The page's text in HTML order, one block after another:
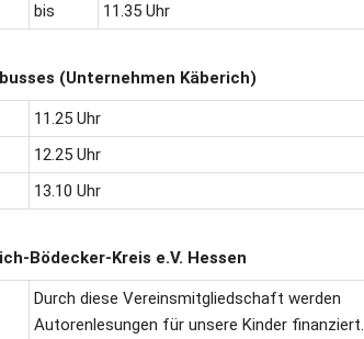
bis 11.35 Uhr
(Unternehmen Käberich)
11.25 Uhr
12.25 Uhr
13.10 Uhr
Bödecker-Kreis e.V. Hessen
Durch diese Vereinsmitgliedschaft werden
Autorenlesungen für unsere Kinder finanziert.